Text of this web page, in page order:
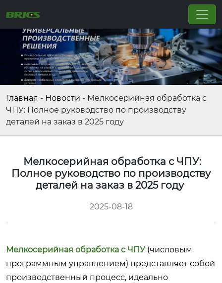
Главная - Новости - Мелкосерийная обработка с
ЧПУ: Полное руководство по производству
деталей на заказ в 2025 году
Мелкосерийная обработка с ЧПУ:
Полное руководство по производству
деталей на заказ в 2025 году
2025-08-18
Мелкосерийная обработка с ЧПУ(числовым
программным управлением) представляет собой
производственный процесс, идеально